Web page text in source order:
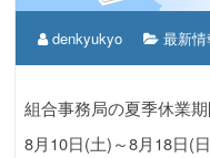
denkyukyo 最新情
組合事務局の夏季休業
8月10日(土)～8月18日(